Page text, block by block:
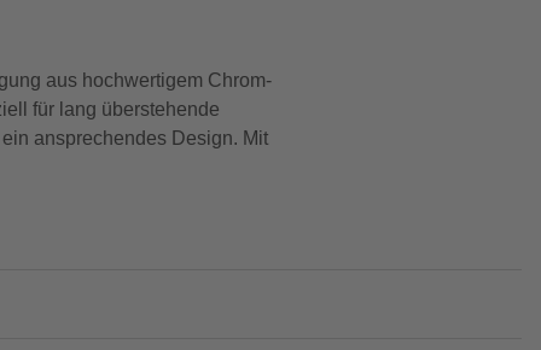
aus hochwertigem Chrom-
für lang überstehende
ansprechendes Design. Mit